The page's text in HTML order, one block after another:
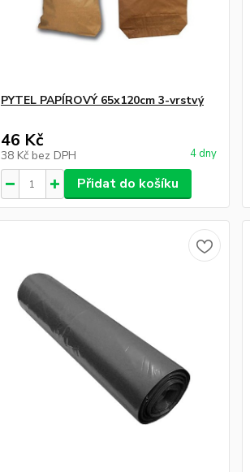
PYTEL PAPÍROVÝ 65x120cm 3-vrstvý
46 Kč
38 Kč bez DPH 4 dny
Přidat do košíku